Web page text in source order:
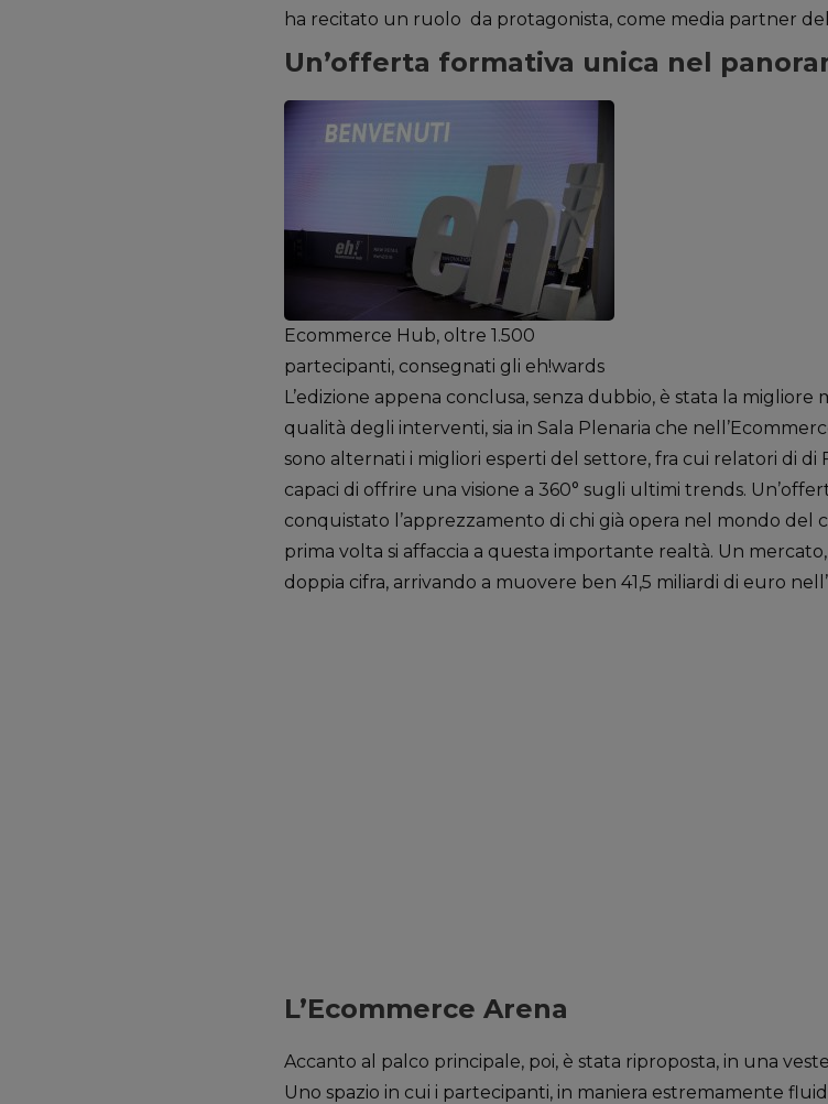
ha recitato un ruolo da protagonista, come media partner
Un’offerta formativa unica nel
Ecommerce Hub, oltre 1.500
partecipanti, consegnati gli eh!wards
L’edizione appena conclusa, senza dubbio, è stata la
qualità degli interventi, sia in Sala Plenaria che
sono alternati i migliori esperti del settore, fra cui relatori di di
capaci di offrire una visione a 360° sugli ultimi trends.
conquistato l’apprezzamento di chi già opera nel mondo del
prima volta si affaccia a questa importante realtà. Un
doppia cifra, arrivando a muovere ben 41,5 miliardi di euro
L’Ecommerce Arena
Accanto al palco principale, poi, è stata riproposta, in una
Uno spazio in cui i partecipanti, in maniera estremamente